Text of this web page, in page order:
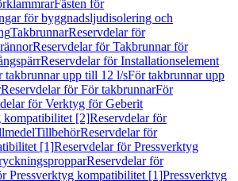
Fästen för
för byggnadsljudisolering och
TakbrunnarReservdelar för
Reservdelar för Takbrunnar för
Reservdelar för Installationselement
takbrunnar upp till 12 l/sFör takbrunnar upp
Reservdelar för För takbrunnarFör
för Verktyg för Geberit
kompatibilitet [2]Reservdelar för
TillbehörReservdelar för
[1]Reservdelar för Pressverktyg
Reservdelar för
Pressverktyg kompatibilitet [1]Pressverktyg